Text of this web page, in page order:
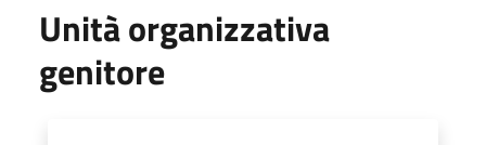
Unità organizzativa
genitore